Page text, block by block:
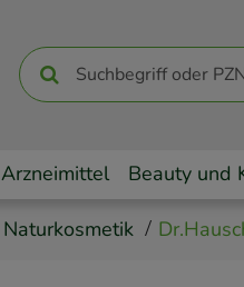
Arzneimittel Beauty und
Naturkosmetik